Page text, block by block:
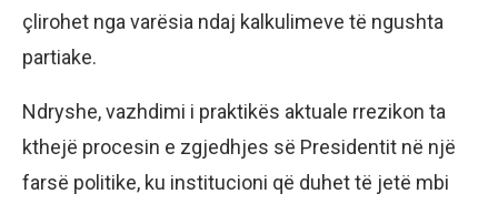
çlirohet nga varësia ndaj kalkulimeve të ngushta
partiake.
Ndryshe, vazhdimi i praktikës aktuale rrezikon ta
kthejë procesin e zgjedhjes së Presidentit në një
farsë politike, ku institucioni që duhet të jetë mbi